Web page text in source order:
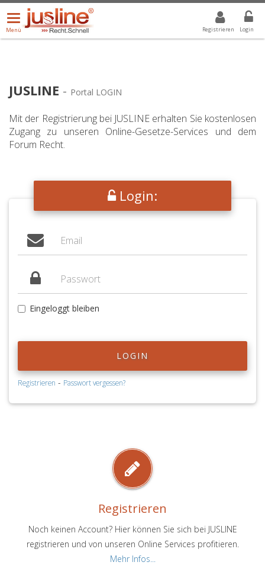
Registrieren Login
Menü
öffnen/schließen
Menü
ALLE DROPDOWN: GEWÄHLTER WERT IST ALLE
JUSLINE - Portal LOGIN
Mit der Registrierung bei JUSLINE erhalten Sie kostenlosen
Zugang zu unseren Online-Gesetze-Services und dem
Forum Recht.
Login:
Eingeloggt bleiben
LOGIN
Registrieren - Passwort vergessen?
Registrieren
Noch keinen Account? Hier können Sie sich bei JUSLINE
registrieren und von unseren Online Services profitieren.
Mehr Infos...